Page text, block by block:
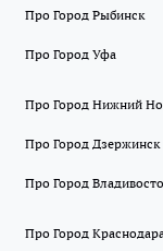
Про Город Рыбинск
Про Город Уфа
Про Город Нижний
Про Город Дзержинск
Про Город
Про Город